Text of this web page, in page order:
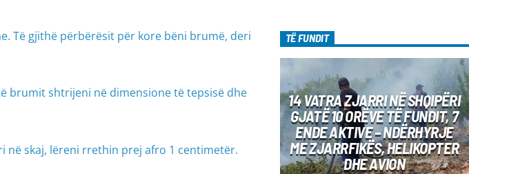
Të gjithë përbërësit për kore bëni brumë, deri
brumit shtrijeni në dimensione të tepsisë dhe
skaj, lëreni rrethin prej afro 1 centimetër.
TË FUNDIT
14 VATRA ZJARRI NË SHQIPËRI
GJATË 10 ORËVE TË FUNDIT, 7
ENDE AKTIVE – NDËRHYRJE
ME ZJARRFIKËS, HELIKOPTER
DHE AVION